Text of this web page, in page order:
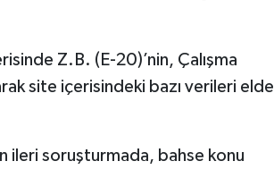
Z.B. (E-20)’nin, Çalışma
site içerisindeki bazı verileri elde
ileri soruşturmada, bahse konu